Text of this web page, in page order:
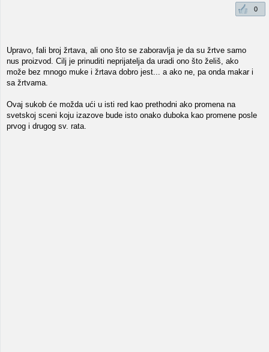
0
Upravo, fali broj žrtava, ali ono što se zaboravlja je da su žrtve samo
nus proizvod. Cilj je prinuditi neprijatelja da uradi ono što želiš, ako
može bez mnogo muke i žrtava dobro jest... a ako ne, pa onda makar i
sa žrtvama.
Ovaj sukob će možda ući u isti red kao prethodni ako promena na
svetskoj sceni koju izazove bude isto onako duboka kao promene posle
prvog i drugog sv. rata.